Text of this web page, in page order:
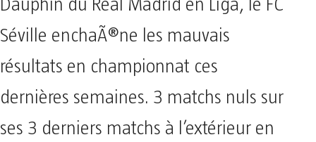
Dauphin du Real Madrid en Liga, le FC
Séville enchaÃ®ne les mauvais
résultats en championnat ces
dernières semaines. 3 matchs nuls sur
ses 3 derniers matchs à l’extérieur en